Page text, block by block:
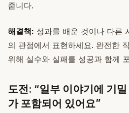
줍니다.
해결책: 성과를 배운 것이나 다른
의 관점에서 표현하세요. 완전한
위해 실수와 실패를 성공과 함께
도전: “일부 이야기에 기
가 포함되어 있어요”